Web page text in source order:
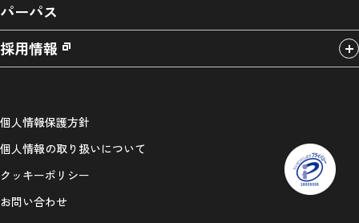
パーパス
採用情報
個人情報保護方針
個人情報の取り扱いについて
クッキーポリシー
お問い合わせ